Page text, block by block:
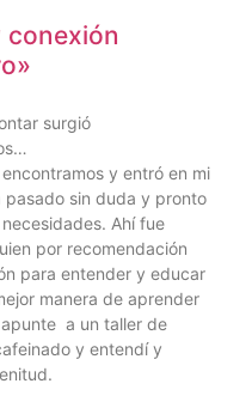
conexión
surgió
y entró en mi
pasado sin duda y pronto
Ahí fue
por recomendación
para entender y educar
manera de aprender
a un taller de
y entendí y